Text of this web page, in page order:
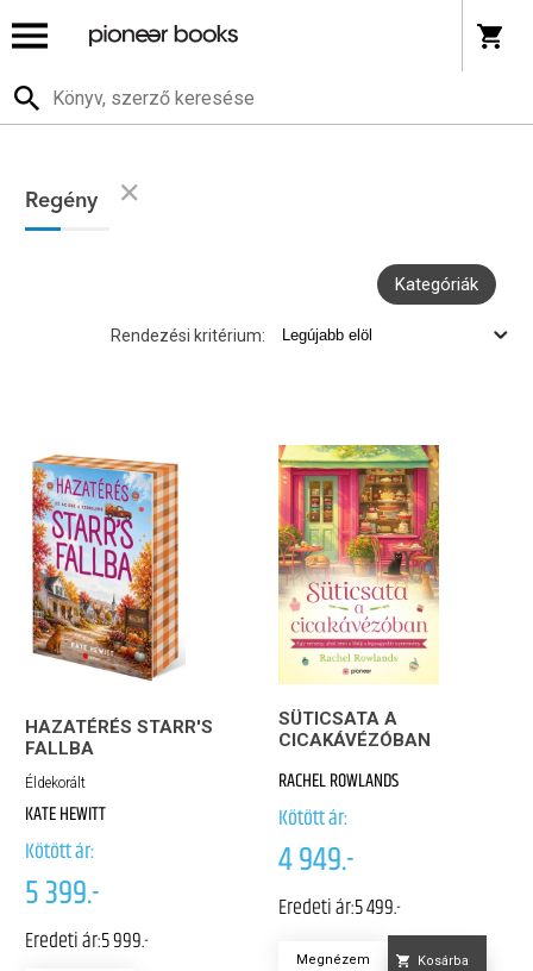
Regény
Kategóriák
Rendezési kritérium:
HAZATÉRÉS STARR'S
FALLBA
Éldekorált
KATE HEWITT
Kötött ár:
5 399.-
Eredeti ár:5 999.-
SÜTICSATA A
CICAKÁVÉZÓBAN
RACHEL ROWLANDS
Kötött ár:
4 949.-
Eredeti ár:5 499.-
Megnézem Kosárba